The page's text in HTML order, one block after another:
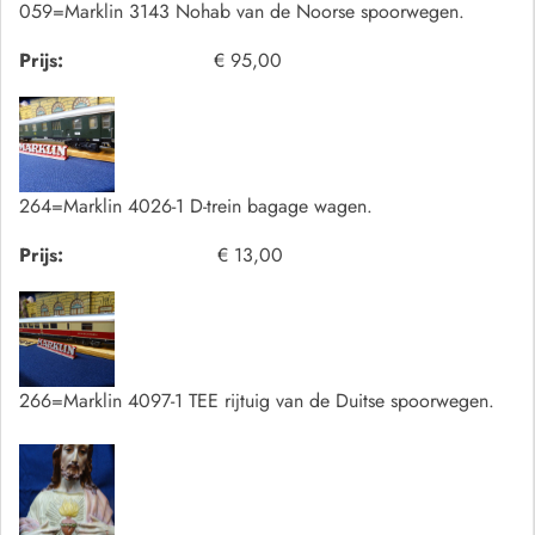
059=Marklin 3143 Nohab van de Noorse spoorwegen.
Prijs:
€ 95,00
264=Marklin 4026-1 D-trein bagage wagen.
Prijs:
€ 13,00
266=Marklin 4097-1 TEE rijtuig van de Duitse spoorwegen.